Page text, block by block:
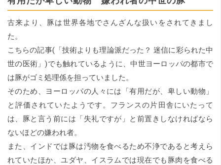
古来より、豚は世界各地でさんざんな扱いをされてきまし
た。
こちらの記事(「技術よりも理論派だった？ 迷信に彩られた中
世の医術 」)でも触れているように、中世ヨーロッパの都市で
は豚がゴミ処理係を担っていました。
そのため、ヨーロッパの人々には「有用だが、卑しい動物」
と評価されていたようです。フランスの片田舎にいたって
は、豚と言う前には「失礼ですが」と前置きしなければなら
ないほどの嫌われ者。
また、インドでは豚は汚物を食べるため不浄であると考えら
れていたほか、ユダヤ、イスラムでは現在でも豚肉を食べる